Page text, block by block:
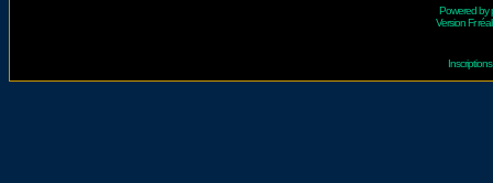
Powered by
Version Fr